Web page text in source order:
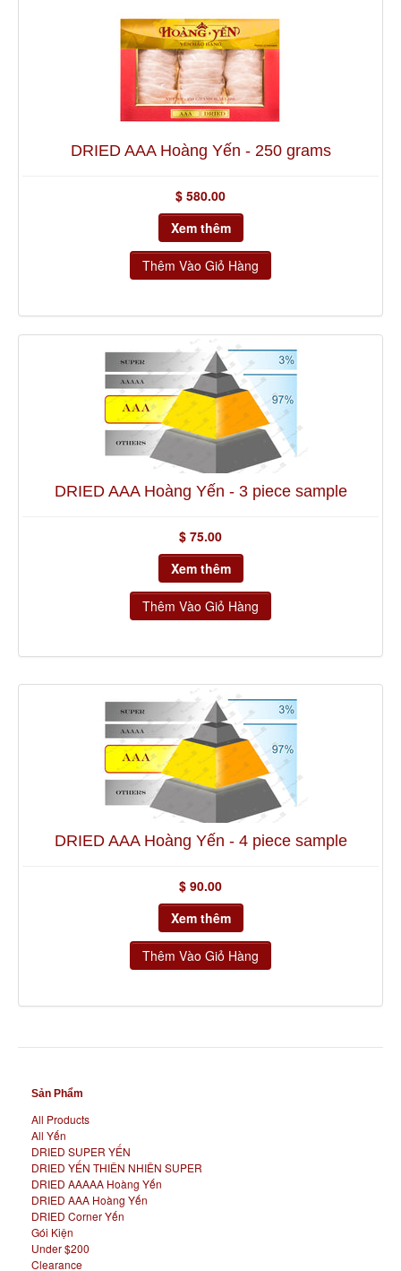
DRIED AAA Hoàng Yến - 250 grams
$ 580.00
Xem thêm
DRIED AAA Hoàng Yến - 3 piece sample
$ 75.00
Xem thêm
DRIED AAA Hoàng Yến - 4 piece sample
$ 90.00
Xem thêm
Sản Phẩm
All Products
All Yến
DRIED SUPER YẾN
DRIED YẾN THIÊN NHIÊN SUPER
DRIED AAAAA Hoàng Yến
DRIED AAA Hoàng Yến
DRIED Corner Yến
Gói Kiện
Under $200
Clearance